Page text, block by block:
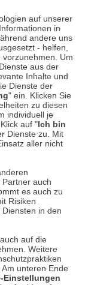
auf unserer
in
andere uns
- helfen,
Um
aus der
Inhalte und
Dienste der
" ein. Klicken Sie
zu diesen
individuell je
auf "Ich bin
Dienste zu. Mit
aller nicht
auch
es auch zu
Risiken
in den
auf die
Weitere
. Am unteren Ende
Einstellungen
Uhr
Schutzgesetz